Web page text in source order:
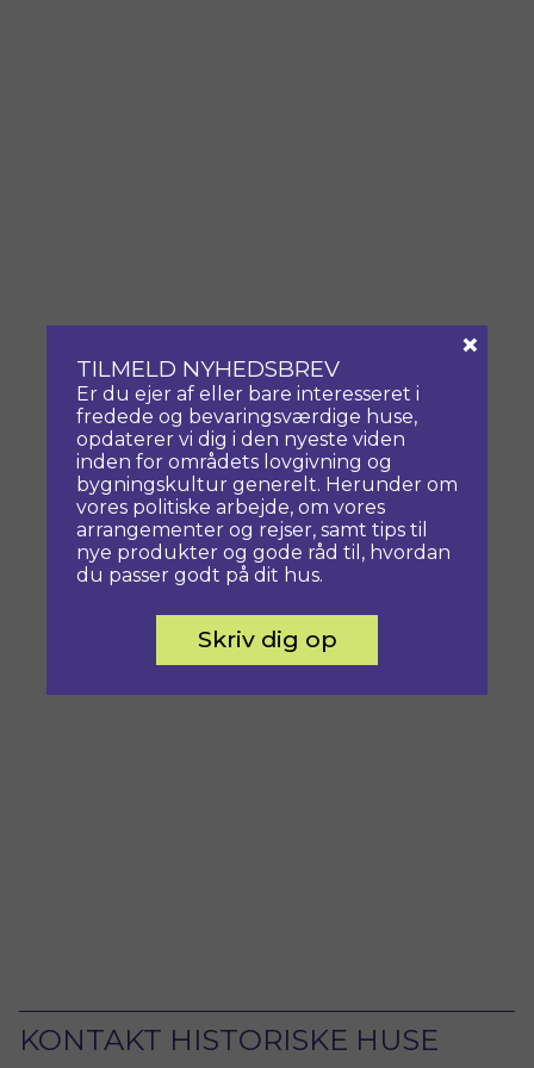
KONTAKT HISTORISKE HUSE
TILMELD NYHEDSBREV
Er du ejer af eller bare interesseret i
fredede og bevaringsværdige huse,
opdaterer vi dig i den nyeste viden
inden for områdets lovgivning og
bygningskultur generelt. Herunder om
vores politiske arbejde, om vores
arrangementer og rejser, samt tips til
nye produkter og gode råd til, hvordan
du passer godt på dit hus.
Skriv dig op
×